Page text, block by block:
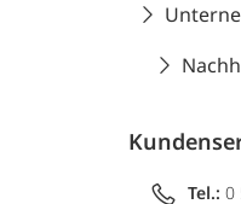
Tel.: 0